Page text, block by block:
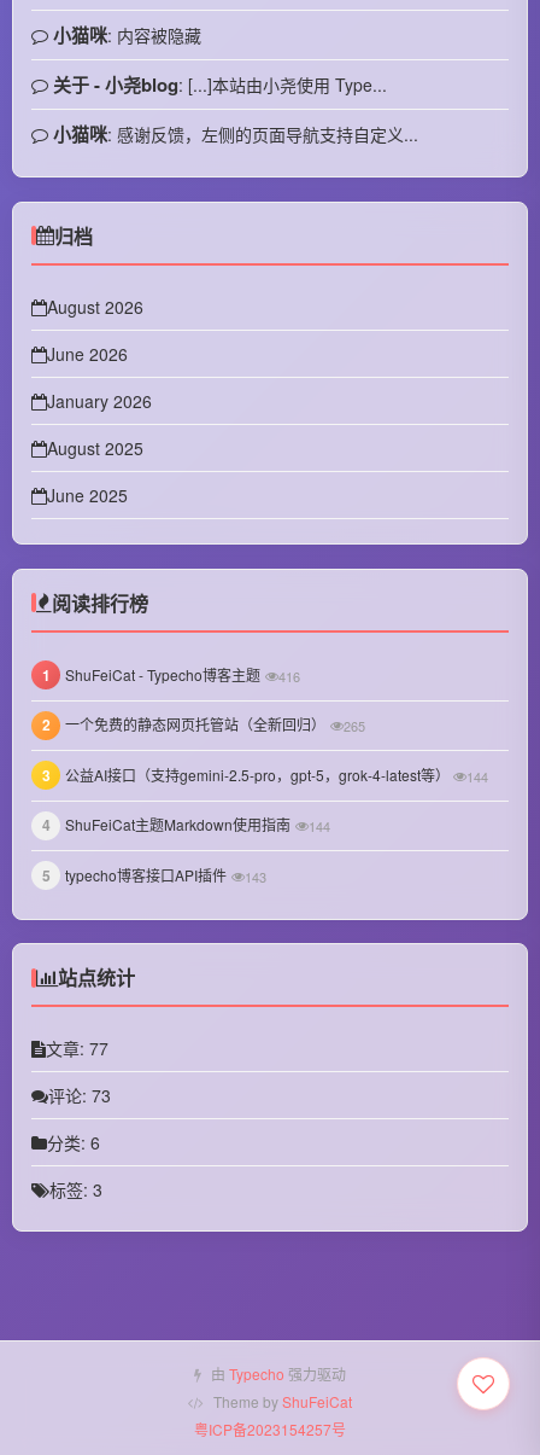
小猫咪: 内容被隐藏
关于 - 小尧blog: [...]本站由小尧使用 Type...
小猫咪: 感谢反馈，左侧的页面导航支持自定义...
归档
August 2026
June 2026
January 2026
August 2025
June 2025
April 2025
February 2025
January 2025
December 2024
November 2024
October 2024
September 2024
August 2024
July 2024
June 2024
May 2024
April 2024
March 2024
October 2023
September 2023
June 2023
阅读排行榜
1 ShuFeiCat - Typecho博客主题 416
2 一个免费的静态网页托管站（全新回归） 265
3 公益AI接口（支持gemini-2.5-pro，gpt-5，grok-4-latest等） 144
4 ShuFeiCat主题Markdown使用指南 144
5 typecho博客接口API插件 143
站点统计
文章: 77
评论: 73
分类: 6
标签: 3
由 Typecho 强力驱动
Theme byShuFeiCat
粤ICP备2023154257号